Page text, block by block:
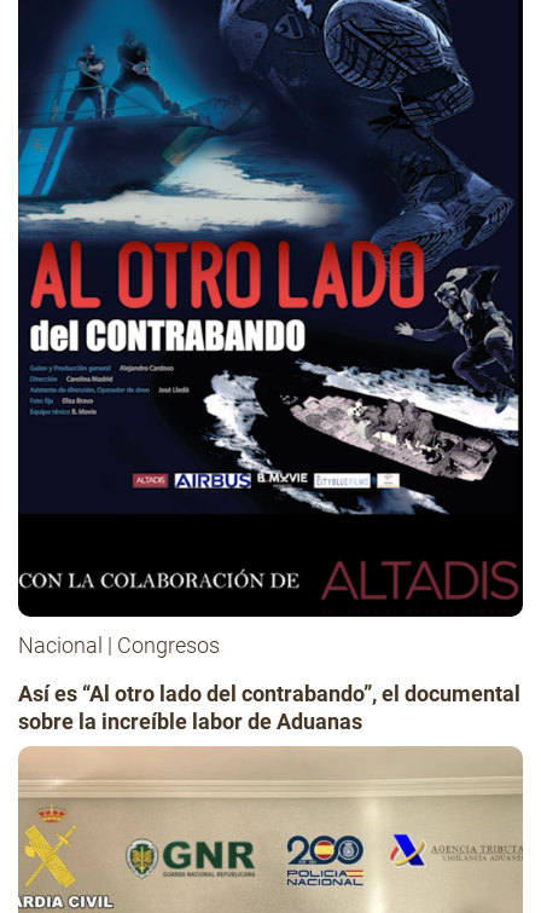
Nacional | Congresos
Así es “Al otro lado del contrabando”, el documental
sobre la increíble labor de Aduanas